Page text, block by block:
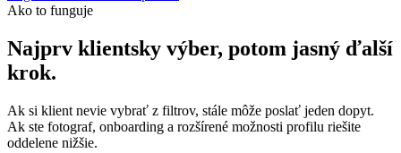
Ako to funguje
Najprv klientsky výber, potom jasný ďalší
krok.
Ak si klient nevie vybrať z filtrov, stále môže poslať jeden dopyt.
Ak ste fotograf, onboarding a rozšírené možnosti profilu riešite
oddelene nižšie.